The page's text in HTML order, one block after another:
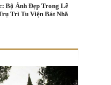
Bộ Ảnh Đẹp Trong Lễ
Trì Tu Viện Bát Nhã